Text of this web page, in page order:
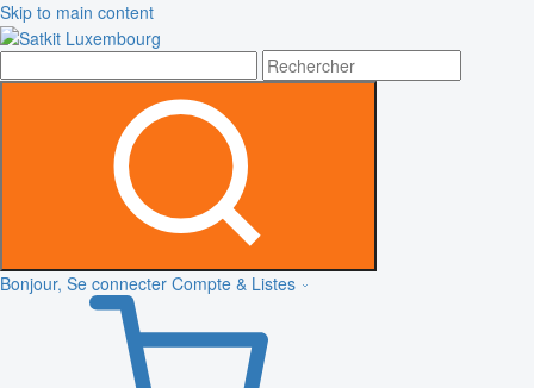
Skip to main content
Bonjour, Se connecter Compte & Listes